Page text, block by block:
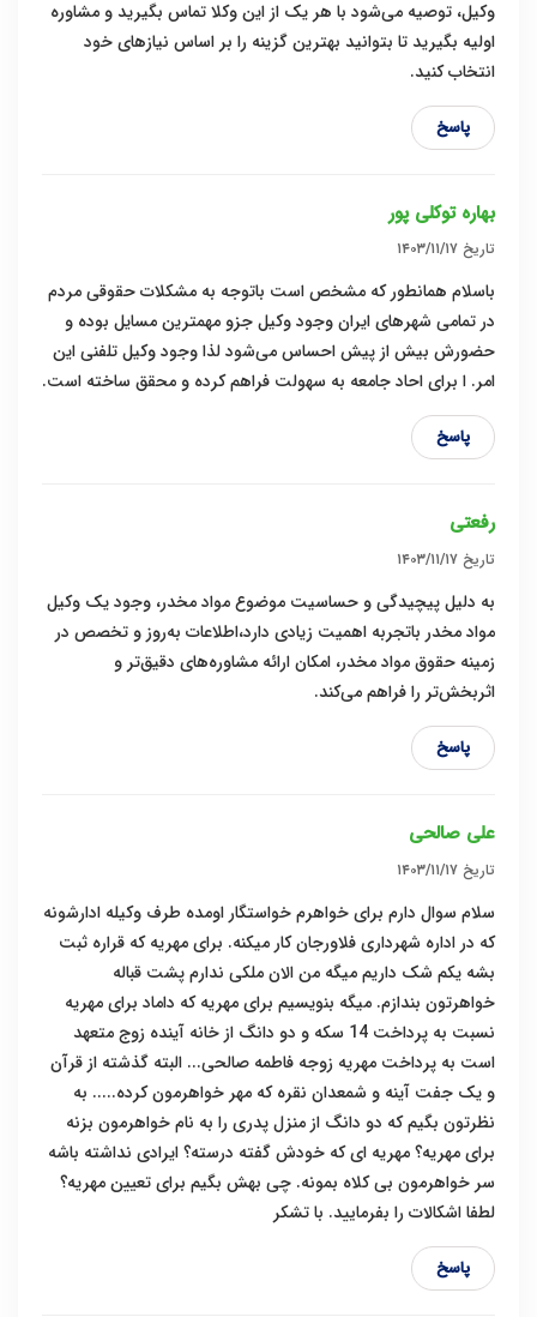
وکیل، توصیه می‌شود با هر یک از این وکلا تماس بگیرید و مشاوره
اولیه بگیرید تا بتوانید بهترین گزینه را بر اساس نیازهای خود
انتخاب کنید.
پاسخ
بهاره توکلی پور
تاریخ ۱۴۰۳/۱۱/۱۷
باسلام همانطور که مشخص است باتوجه به مشکلات حقوقی مردم
در تمامی شهرهای ایران وجود وکیل جزو مهمترین مسایل بوده و
حضورش بیش از پیش احساس می‌شود لذا وجود وکیل تلفنی این
امر. ا برای احاد جامعه به سهولت فراهم کرده و محقق ساخته است.
پاسخ
رفعتی
تاریخ ۱۴۰۳/۱۱/۱۷
به دلیل پیچیدگی و حساسیت موضوع مواد مخدر، وجود یک وکیل
مواد مخدر باتجربه اهمیت زیادی دارد،اطلاعات به‌روز و تخصص در
زمینه حقوق مواد مخدر، امکان ارائه مشاوره‌های دقیق‌تر و
اثربخش‌تر را فراهم می‌کند.
پاسخ
علی صالحی
تاریخ ۱۴۰۳/۱۱/۱۷
سلام سوال دارم برای خواهرم خواستگار اومده طرف وکیله ادارشونه
که در اداره شهرداری فلاورجان کار میکنه. برای مهریه که قراره ثبت
بشه یکم شک داریم میگه من الان ملکی ندارم پشت قباله
خواهرتون بندازم. میگه بنویسیم برای مهریه که داماد برای مهریه
نسبت به پرداخت 14 سکه و دو دانگ از خانه آینده زوج متعهد
است به پرداخت مهریه زوجه فاطمه صالحی... البته گذشته از قرآن
و یک جفت آینه و شمعدان نقره که مهر خواهرمون کرده..... به
نظرتون بگیم که دو دانگ از منزل پدری را به نام خواهرمون بزنه
برای مهریه؟ مهریه ای که خودش گفته درسته؟ ایرادی نداشته باشه
سر خواهرمون بی کلاه بمونه. چی بهش بگیم برای تعیین مهریه؟
لطفا اشکالات را بفرمایید. با تشکر
پاسخ